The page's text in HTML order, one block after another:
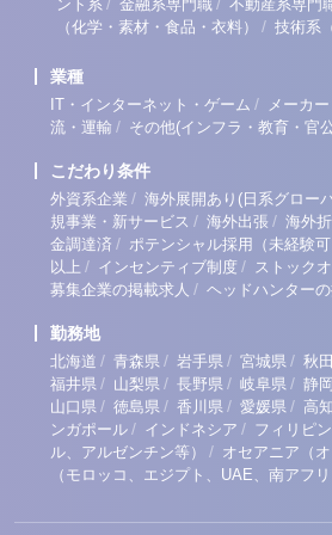
ント系 金融系専門職
不動産系専門
（化学・素材・食品・衣料）
/ 技術系
業種
IT・インターネット・ゲーム / メーカー
流・運輸 / その他(インフラ・教育・官
こだわり条件
外資系企業 / 海外展開あり(日系グロー
規事業・新サービス / 海外出張 / 海外
金調達済 / ポテンシャル採用（未経験
以上 / インセンティブ制度 / ストック
募集企業の掲載求人 / ヘッドハンター
勤務地
北海道 / 青森県 / 岩手県 / 宮城県 / 秋
福井県 / 山梨県 / 長野県 / 岐阜県 / 静
山口県 / 徳島県 / 香川県 / 愛媛県 / 高
ンガポール / インドネシア / フィリピン
ル、アルゼンチン等）
/ オセアニア（
（モロッコ、エジプト、UAE、南アフ